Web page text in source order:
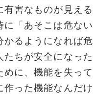
害なものが見える
に「あそこは危ない
かるようになれば危
たちが安全になった
めに、機能を失って
作った機能なんだけ